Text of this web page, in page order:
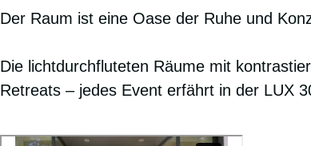
Der Raum ist eine Oase der Ruhe und
Die lichtdurchfluteten Räume mit
Retreats – jedes Event erfährt in der LUX